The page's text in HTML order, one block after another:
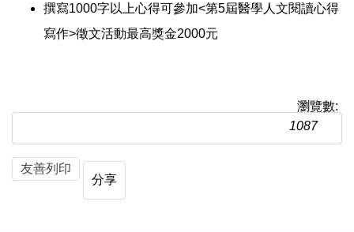
撰寫1000字以上心得可參加<第5屆醫學人文閱讀心得
寫作>徵文活動最高獎金2000元
瀏覽數:
1087
友善列印
分享